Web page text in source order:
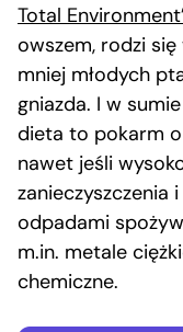
Total
owszem, rodzi
mniej młodych
gniazda. I w
dieta to pokarm
nawet jeśli
zanieczyszczenia
odpadami
m.in. metale
chemiczne.